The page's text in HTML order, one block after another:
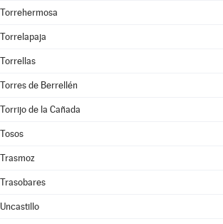
Torrehermosa
Torrelapaja
Torrellas
Torres de Berrellén
Torrijo de la Cañada
Tosos
Trasmoz
Trasobares
Uncastillo